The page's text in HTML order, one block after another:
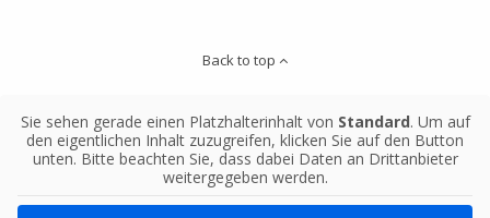
Back to top
Sie sehen gerade einen Platzhalterinhalt von Standard. Um auf
den eigentlichen Inhalt zuzugreifen, klicken Sie auf den Button
unten. Bitte beachten Sie, dass dabei Daten an Drittanbieter
weitergegeben werden.